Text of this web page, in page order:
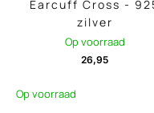
Earcuff Cross -
zilver
Op voorraad
26,95
Op voorraad